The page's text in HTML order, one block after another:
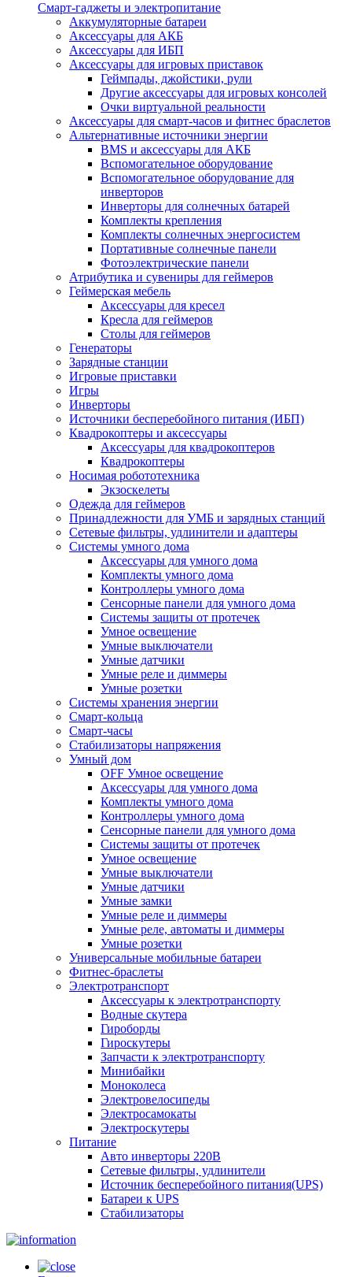
Смарт-гаджеты и электропитание
Аккумуляторные батареи
Аксессуары для АКБ
Аксессуары для ИБП
Аксессуары для игровых приставок
Геймпады, джойстики, рули
Другие аксессуары для игровых консолей
Очки виртуальной реальности
Аксессуары для смарт-часов и фитнес браслетов
Альтернативные источники энергии
BMS и аксессуары для АКБ
Вспомогательное оборудование
Вспомогательное оборудование для
инверторов
Инверторы для солнечных батарей
Комплекты крепления
Комплекты солнечных энергосистем
Портативные солнечные панели
Фотоэлектрические панели
Атрибутика и сувениры для геймеров
Геймерская мебель
Аксессуары для кресел
Кресла для геймеров
Столы для геймеров
Генераторы
Зарядные станции
Игровые приставки
Игры
Инверторы
Источники бесперебойного питания (ИБП)
Квадрокоптеры и аксессуары
Аксессуары для квадрокоптеров
Квадрокоптеры
Носимая робототехника
Экзоскелеты
Одежда для геймеров
Принадлежности для УМБ и зарядных станций
Сетевые фильтры, удлинители и адаптеры
Системы умного дома
Аксессуары для умного дома
Комплекты умного дома
Контроллеры умного дома
Сенсорные панели для умного дома
Системы защиты от протечек
Умное освещение
Умные выключатели
Умные датчики
Умные реле и диммеры
Умные розетки
Системы хранения энергии
Смарт-кольца
Смарт-часы
Стабилизаторы напряжения
Умный дом
OFF Умное освещение
Аксессуары для умного дома
Комплекты умного дома
Контроллеры умного дома
Сенсорные панели для умного дома
Системы защиты от протечек
Умное освещение
Умные выключатели
Умные датчики
Умные замки
Умные реле и диммеры
Умные реле, автоматы и диммеры
Умные розетки
Универсальные мобильные батареи
Фитнес-браслеты
Электротранспорт
Аксессуары к электротранспорту
Водные скутера
Гироборды
Гироскутеры
Запчасти к электротранспорту
Минибайки
Моноколеса
Электровелосипеды
Электросамокаты
Электроскутеры
Питание
Авто инверторы 220В
Сетевые фильтры, удлинители
Источник бесперебойного питания(UPS)
Батареи к UPS
Стабилизаторы